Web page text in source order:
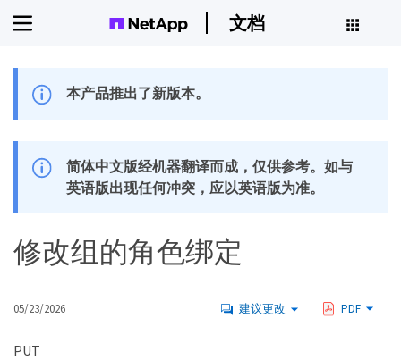
文档
本产品推出了新版本。
简体中文版经机器翻译而成，仅供参考。如与
英语版出现任何冲突，应以英语版为准。
修改组的角色绑定
05/23/2026 建议更改 PDF
PUT